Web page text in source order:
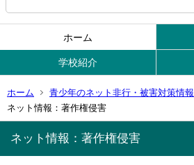
ホーム
学校紹介
ホーム
青少年のネット非行・被害対策情報
ネット情報：著作権侵害
ネット情報：著作権侵害